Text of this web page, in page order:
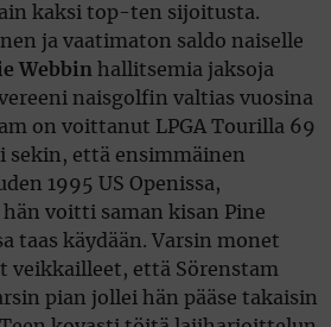
kaksi top-ten sijoitusta.
ja vaatimaton saldo naiselle
Webbin hallitsemia jaksoja
naisgolfin valtias vuosina
on voittanut LPGA Tourilla 69
sekin, että ensimmäinen
1995 US Openissa,
hän voitti saman kisan Pine
taas käydään. Varsin monet
veikkailleet, että Sörenstam
pian jollei hän pääse takaisin